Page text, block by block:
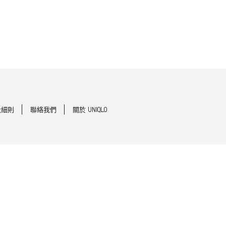
則 聯絡我們 關於 UNIQLO